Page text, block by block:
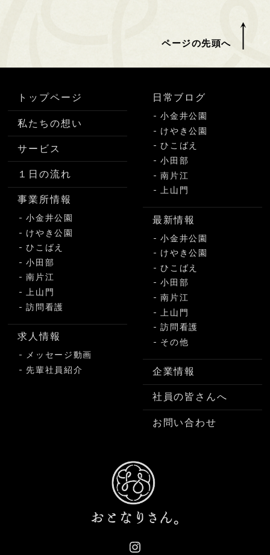
ページの先頭へ
トップページ
私たちの想い
サービス
１日の流れ
事業所情報
小金井公園
けやき公園
ひこばえ
小田部
南片江
上山門
訪問看護
求人情報
メッセージ動画
先輩社員紹介
日常ブログ
小金井公園
けやき公園
ひこばえ
小田部
南片江
上山門
最新情報
小金井公園
けやき公園
ひこばえ
小田部
南片江
上山門
訪問看護
その他
企業情報
社員の皆さんへ
お問い合わせ